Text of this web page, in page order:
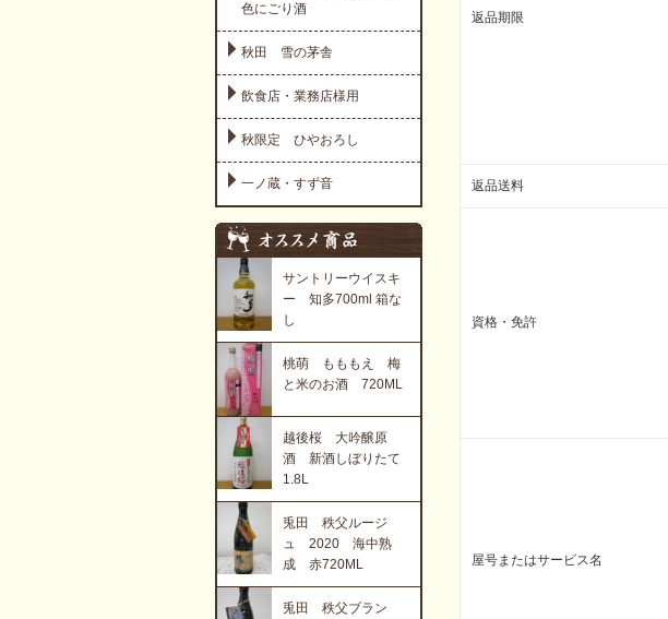
色にごり酒
秋田 雪の茅舎
飲食店・業務店様用
秋限定 ひやおろし
一ノ蔵・すず音
サントリーウイスキ
ー 知多700ml 箱な
し
桃萌 もももえ 梅
と米のお酒 720ML
越後桜 大吟醸原
酒 新酒しぼりたて
1.8L
兎田 秩父ルージ
ュ 2020 海中熟
成 赤720ML
兎田 秩父ブラン
返品期限
返品送料
資格・免許
屋号またはサービス名